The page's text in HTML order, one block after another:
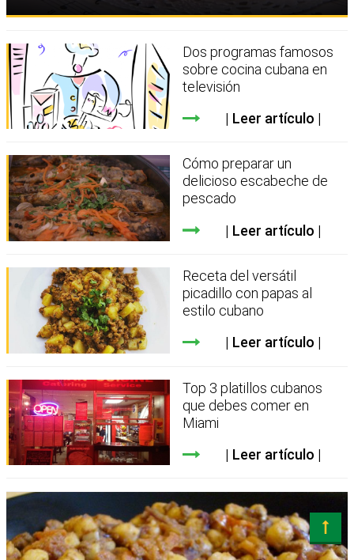
Dos programas famosos
sobre cocina cubana en
televisión
Leer artículo
Cómo preparar un
delicioso escabeche de
pescado
Leer artículo
Receta del versátil
picadillo con papas al
estilo cubano
Leer artículo
Top 3 platillos cubanos
que debes comer en
Miami
Leer artículo